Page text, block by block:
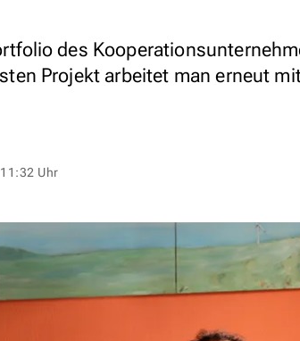
des
Projekt arbeitet man erneut
Uhr